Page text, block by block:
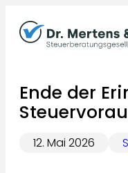
Inhalt
springen
Ende der
12. Mai 2026